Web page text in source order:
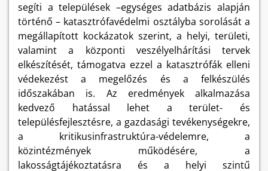
segíti a települések –egységes adatbázis alapján
történő – katasztrófavédelmi osztályba sorolását a
megállapított kockázatok szerint, a helyi, területi,
valamint a központi veszélyelhárítási tervek
elkészítését, támogatva ezzel a katasztrófák elleni
védekezést a megelőzés és a felkészülés
időszakában is. Az eredmények alkalmazása
kedvező hatással lehet a terület- és
településfejlesztésre, a gazdasági tevékenységekre,
a kritikusinfrastruktúra-védelemre, a
közintézmények működésére, a
lakosságtájékoztatásra és a helyi szintű